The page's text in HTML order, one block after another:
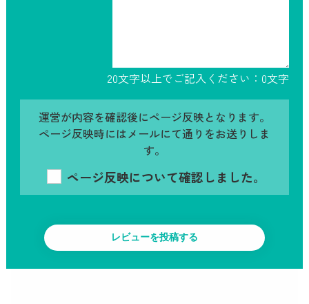
20文字以上でご記入ください： 0文字
運営が内容を確認後にページ反映となります。
ページ反映時にはメールにて通りをお送りしま
す。
ページ反映について確認しました。